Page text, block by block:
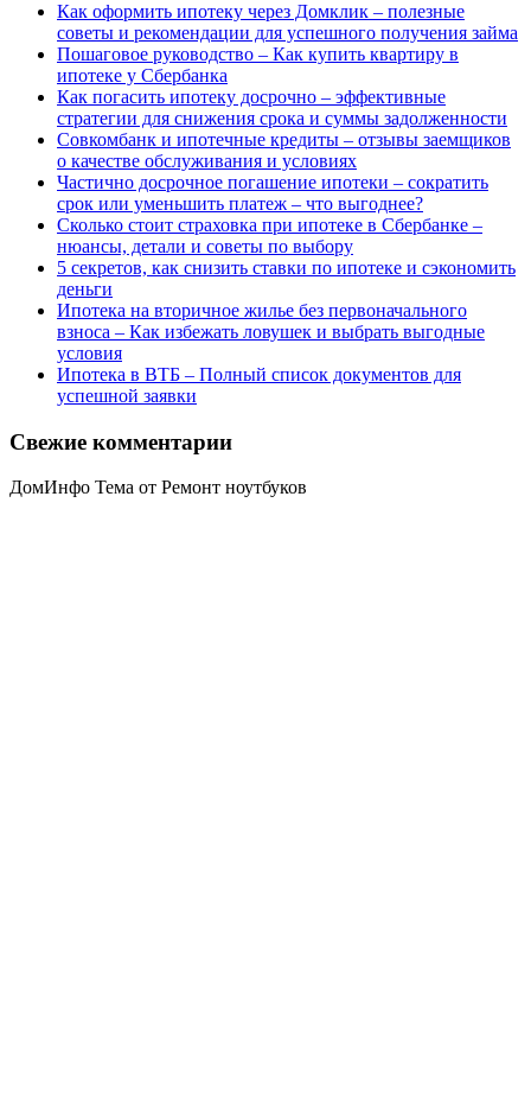
Как оформить ипотеку через Домклик – полезные
советы и рекомендации для успешного получения займа
Пошаговое руководство – Как купить квартиру в
ипотеке у Сбербанка
Как погасить ипотеку досрочно – эффективные
стратегии для снижения срока и суммы задолженности
Совкомбанк и ипотечные кредиты – отзывы заемщиков
о качестве обслуживания и условиях
Частично досрочное погашение ипотеки – сократить
срок или уменьшить платеж – что выгоднее?
Сколько стоит страховка при ипотеке в Сбербанке –
нюансы, детали и советы по выбору
5 секретов, как снизить ставки по ипотеке и сэкономить
деньги
Ипотека на вторичное жилье без первоначального
взноса – Как избежать ловушек и выбрать выгодные
условия
Ипотека в ВТБ – Полный список документов для
успешной заявки
Свежие комментарии
ДомИнфо Тема от Ремонт ноутбуков